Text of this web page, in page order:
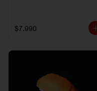
$7.990